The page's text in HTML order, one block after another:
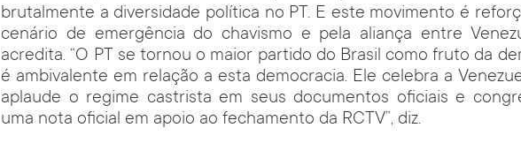
brutalmente a diversidade política no PT. E este movimento é
cenário de emergência do chavismo e pela aliança entre
acredita. “O PT se tornou o maior partido do Brasil como fruto da
é ambivalente em relação a esta democracia. Ele celebra a
aplaude o regime castrista em seus documentos oficiais e
uma nota oficial em apoio ao fechamento da RCTV”, diz.